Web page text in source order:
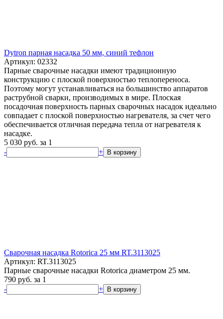
Dytron парная насадка 50 мм, синий тефлон
Артикул: 02332
Парные сварочные насадки имеют традиционную
конструкцию с плоской поверхностью теплопереноса.
Поэтому могут устанавливаться на большинство аппаратов
раструбной сварки, производимых в мире. Плоская
посадочная поверхность парных сварочных насадок идеально
совпадает с плоской поверхностью нагревателя, за счет чего
обеспечивается отличная передача тепла от нагревателя к
насадке.
5 030 руб. за 1
-
+ В корзину
Сварочная насадка Rotorica 25 мм RT.3113025
Артикул: RT.3113025
Парные сварочные насадки Rotorica диаметром 25 мм.
790 руб. за 1
-
+ В корзину